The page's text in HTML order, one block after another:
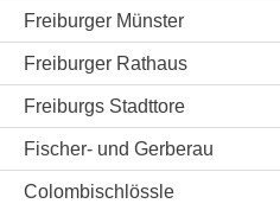
Freiburger Münster
Freiburger Rathaus
Freiburgs Stadttore
Fischer- und Gerberau
Colombischlössle